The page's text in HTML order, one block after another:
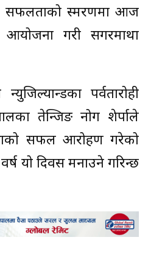
सफलताको स्मरणमा आज
आयोजना गरी सगरमाथा
पर्वतारोही
तेन्जिङ नोर्गे शेर्पाले
सफल आरोहण गरेको
यो दिवस मनाउने गरिन्छ